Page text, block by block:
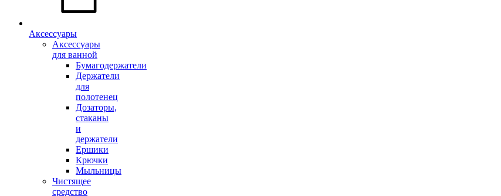
Аксессуары
Аксессуары
для ванной
Бумагодержатели
Держатели
для
полотенец
Дозаторы,
стаканы
и
держатели
Ершики
Крючки
Мыльницы
Чистящее
средство